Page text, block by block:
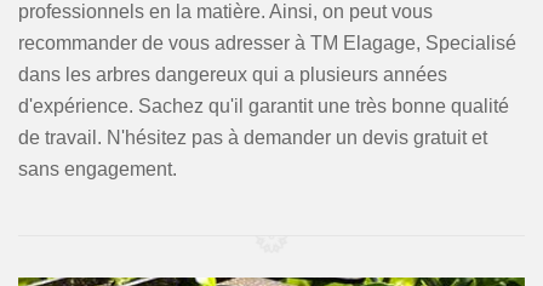
professionnels en la matière. Ainsi, on peut vous
recommander de vous adresser à TM Elagage, Specialisé
dans les arbres dangereux qui a plusieurs années
d'expérience. Sachez qu'il garantit une très bonne qualité
de travail. N'hésitez pas à demander un devis gratuit et
sans engagement.